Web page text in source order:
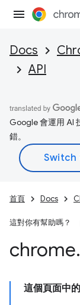
Docs
API
Google 會運用 AI
錯。
首頁 Docs
這對你有幫助嗎？
chrome.
這個頁面中